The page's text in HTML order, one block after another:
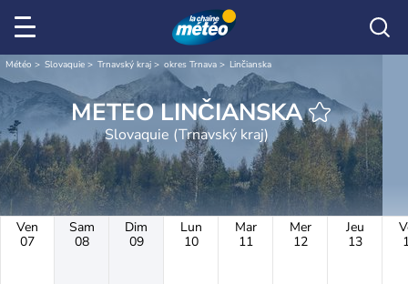
Météo Slovaquie Trnavský kraj okres Trnava Linčianska
METEO LINČIANSKA
Slovaquie (Trnavský kraj)
Ven
07
Sam
08
Dim
09
Lun
10
Mar
11
Mer
12
Jeu
13